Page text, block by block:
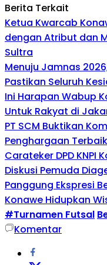
Berita Terkait
Ketua Kwarcab
dengan Atribut dan
Sultra
Menuju Jamnas
Pastikan Seluruh
Ini Harapan Wabup
Untuk Rakyat di
PT SCM Buktikan
Penghargaan
Carateker DPD KNPI
Diskusi Pemuda
Panggung Ekspresi
Konawe Hidupkan
#Turnamen Futsal
Komentar